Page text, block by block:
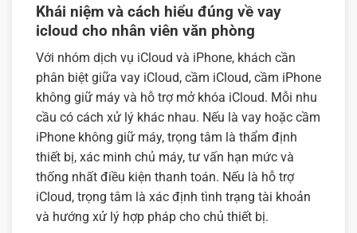
Khái niệm và cách hiểu đúng về vay
icloud cho nhân viên văn phòng
Với nhóm dịch vụ iCloud và iPhone, khách cần
phân biệt giữa vay iCloud, cầm iCloud, cầm iPhone
không giữ máy và hỗ trợ mở khóa iCloud. Mỗi nhu
cầu có cách xử lý khác nhau. Nếu là vay hoặc cầm
iPhone không giữ máy, trọng tâm là thẩm định
thiết bị, xác minh chủ máy, tư vấn hạn mức và
thống nhất điều kiện thanh toán. Nếu là hỗ trợ
iCloud, trọng tâm là xác định tình trạng tài khoản
và hướng xử lý hợp pháp cho chủ thiết bị.